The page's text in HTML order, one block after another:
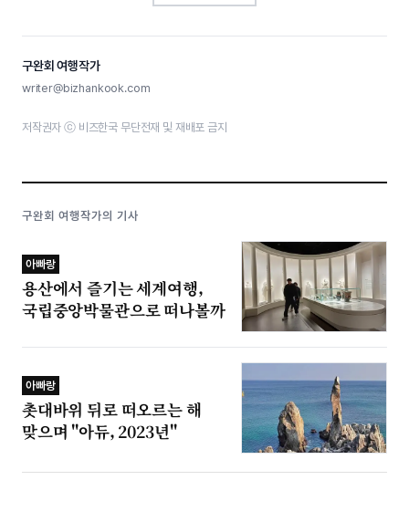
구완회 여행작가
writer@bizhankook.com
저작권자 ⓒ 비즈한국 무단전재 및 재배포 금지
구완회 여행작가의 기사
아빠랑
용산에서 즐기는 세계여행,
국립중앙박물관으로 떠나볼까
아빠랑
촛대바위 뒤로 떠오르는 해
맞으며 "아듀, 2023년"